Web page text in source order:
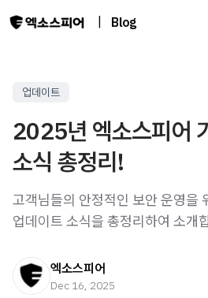
Blog
업데이트
2025년 엑소스피어
소식 총정리!
고객님들의 안정적인 보안 운영을
업데이트 소식을 총정리하여 소개
엑소스피어
Dec 16, 2025